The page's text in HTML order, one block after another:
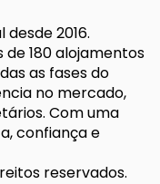
2016.
180 alojamentos
as fases do
no mercado,
Com uma
confiança e
reservados.